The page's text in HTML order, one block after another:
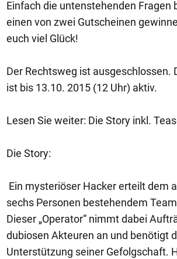
Einfach die untenstehenden Fragen
einen von zwei Gutscheinen
euch viel Glück!
Der Rechtsweg ist ausgeschlossen.
ist bis 13.10. 2015 (12 Uhr) aktiv.
Lesen Sie weiter: Die Story inkl.
Die Story:
Ein mysteriöser Hacker erteilt dem
sechs Personen bestehendem
Dieser „Operator“ nimmt dabei
dubiosen Akteuren an und benötigt
Unterstützung seiner Gefolgschaft.